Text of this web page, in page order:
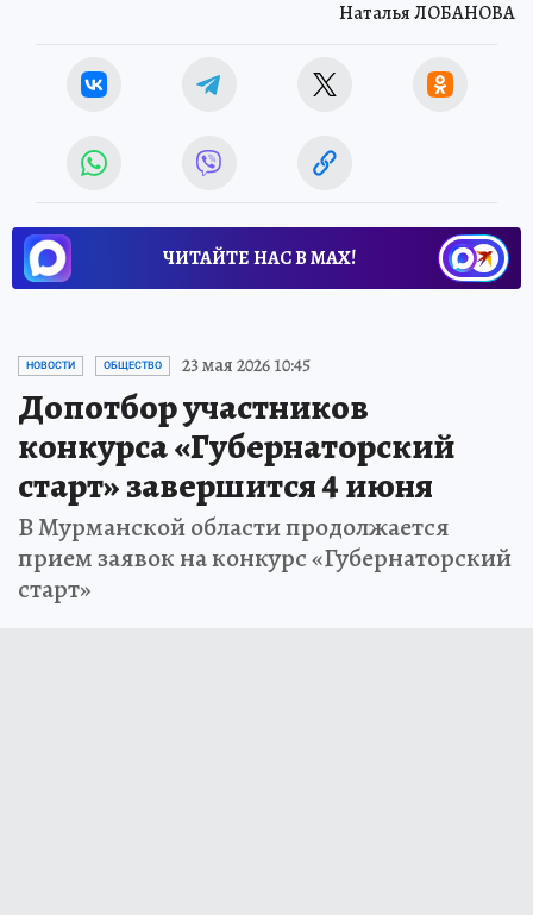
Наталья ЛОБАНОВА
ЧИТАЙТЕ НАС В МАХ!
НОВОСТИ ОБЩЕСТВО 23 мая 2026 10:45
Допотбор участников
конкурса «Губернаторский
старт» завершится 4 июня
В Мурманской области продолжается
прием заявок на конкурс «Губернаторский
старт»